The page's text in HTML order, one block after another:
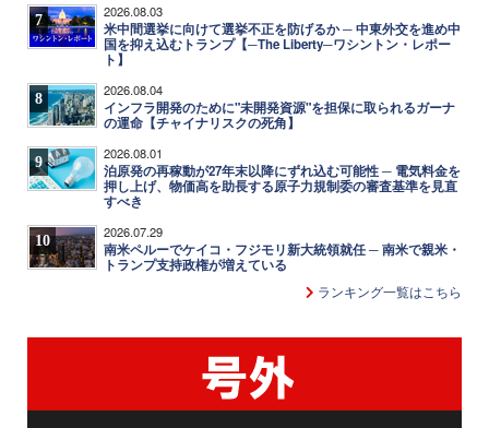
7 2026.08.03
米中間選挙に向けて選挙不正を防げるか ─ 中東外交を進め中
国を抑え込むトランプ【─The Liberty─ワシントン・レポー
ト】
8 2026.08.04
インフラ開発のために"未開発資源"を担保に取られるガーナ
の運命【チャイナリスクの死角】
9 2026.08.01
泊原発の再稼動が27年末以降にずれ込む可能性 ─ 電気料金を
押し上げ、物価高を助長する原子力規制委の審査基準を見直
すべき
10 2026.07.29
南米ペルーでケイコ・フジモリ新大統領就任 ─ 南米で親米・
トランプ支持政権が増えている
ランキング一覧はこちら